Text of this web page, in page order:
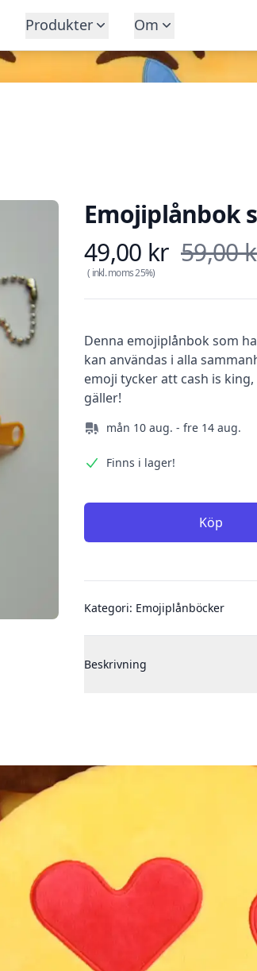
Produkter Om
Emojiplånbok
Produkt information
49,00 kr 59,00
( inkl. moms25%)
Description
Denna emojiplånbok som
kan användas i alla
emoji tycker att cash is
gäller!
mån 10 aug. - fre 14 aug.
Finns i lager!
Köp
Kategori: Emojiplånböcker
Beskrivning